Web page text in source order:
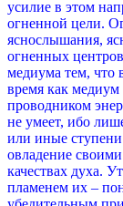
усилие в этом
огненной цели.
яснослышания,
огненных
медиума тем, что
время как медиум
проводником
не умеет, ибо
или иные
овладение
качествах духа.
пламенем их –